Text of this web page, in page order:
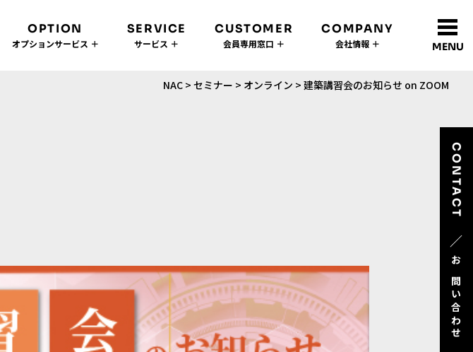
OPTION
オプションサービス ＋
SERVICE
サービス ＋
CUSTOMER
会員専用窓口 ＋
COMPANY
会社情報 ＋ MENU
CONTACT
／
お問い合わせ
NAC >セミナー > オンライン >建築講習会のお知らせ on ZOOM